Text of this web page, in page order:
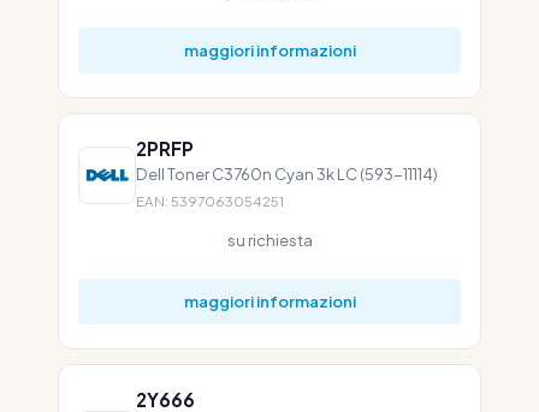
maggiori informazioni
2PRFP
Dell Toner C3760n Cyan 3k LC (593-11114)
EAN: 5397063054251
su richiesta
maggiori informazioni
2Y666